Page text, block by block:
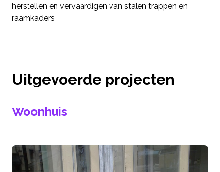
herstellen en vervaardigen van stalen trappen en
raamkaders
Uitgevoerde projecten
Woonhuis